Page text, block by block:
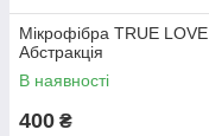
Мікрофібра TRUE LOVE
Абстракція
В наявності
400 ₴